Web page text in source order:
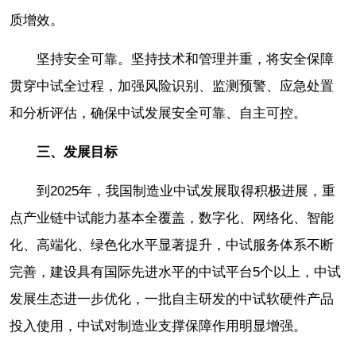
质增效。
坚持安全可靠。坚持技术和管理并重，将安全保障
贯穿中试全过程，加强风险识别、监测预警、应急处置
和分析评估，确保中试发展安全可靠、自主可控。
三、发展目标
到2025年，我国制造业中试发展取得积极进展，重
点产业链中试能力基本全覆盖，数字化、网络化、智能
化、高端化、绿色化水平显著提升，中试服务体系不断
完善，建设具有国际先进水平的中试平台5个以上，中试
发展生态进一步优化，一批自主研发的中试软硬件产品
投入使用，中试对制造业支撑保障作用明显增强。